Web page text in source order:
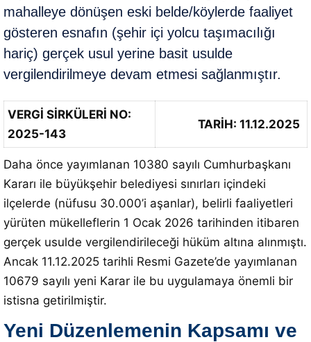
mahalleye dönüşen eski belde/köylerde faaliyet
gösteren esnafın (şehir içi yolcu taşımacılığı
hariç) gerçek usul yerine basit usulde
vergilendirilmeye devam etmesi sağlanmıştır.
VERGİ SİRKÜLERİ NO:
2025-143
TARİH: 11.12.2025
Daha önce yayımlanan 10380 sayılı Cumhurbaşkanı
Kararı ile büyükşehir belediyesi sınırları içindeki
ilçelerde (nüfusu 30.000’i aşanlar), belirli faaliyetleri
yürüten mükelleflerin 1 Ocak 2026 tarihinden itibaren
gerçek usulde vergilendirileceği hüküm altına alınmıştı.
Ancak 11.12.2025 tarihli Resmi Gazete’de yayımlanan
10679 sayılı yeni Karar ile bu uygulamaya önemli bir
istisna getirilmiştir.
Yeni Düzenlemenin Kapsamı ve